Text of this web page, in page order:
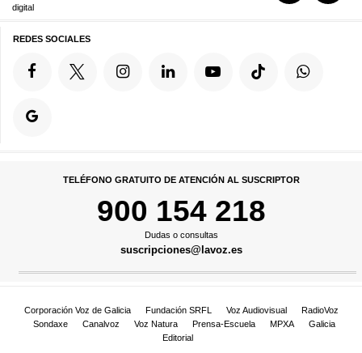
digital
REDES SOCIALES
TELÉFONO GRATUITO DE ATENCIÓN AL SUSCRIPTOR
900 154 218
Dudas o consultas
suscripciones@lavoz.es
Corporación Voz de Galicia Fundación SRFL Voz Audiovisual
RadioVoz
Sondaxe
Canalvoz Voz Natura Prensa-Escuela MPXA
Galicia
Editorial